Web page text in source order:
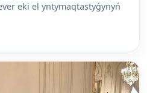
eki el yntymaqtastyǵynyń